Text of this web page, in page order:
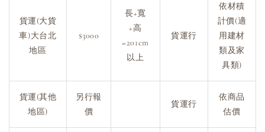
貨運(大貨
車)大台北
地區
$3000
長+寬
+高
=201cm
以上
貨運行
依材積
計價(適
用建材
類及家
具類)
貨運(其他
地區)
另行報
價
貨運行
依商品
估價